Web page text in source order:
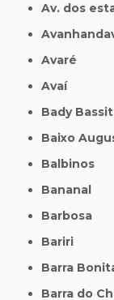
Av. dos
Avaré
Avaí
Bady
Baixo
Balbinos
Bananal
Barbosa
Bariri
Barra
Barra do